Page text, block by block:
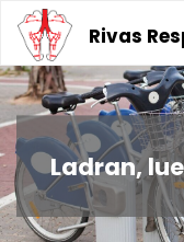
Saltar
contenido
Rivas
Ladran,